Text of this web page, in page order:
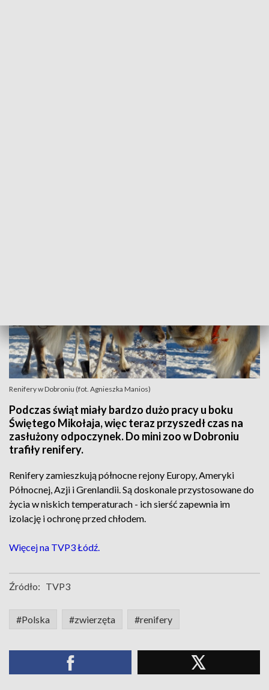
Renifery w Dobroniu (fot. Agnieszka Manios)
Podczas świąt miały bardzo dużo pracy u boku
Świętego Mikołaja, więc teraz przyszedł czas na
zasłużony odpoczynek. Do mini zoo w Dobroniu
trafiły renifery.
Renifery zamieszkują północne rejony Europy, Ameryki
Północnej, Azji i Grenlandii. Są doskonale przystosowane do
życia w niskich temperaturach - ich sierść zapewnia im
izolację i ochronę przed chłodem.
Więcej na TVP3 Łódź.
Źródło: TVP3
#Polska #zwierzęta #renifery